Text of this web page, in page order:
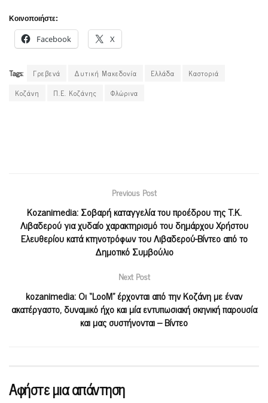
Κοινοποιήστε:
Facebook X
Tags: Γρεβενά Δυτική Μακεδονία Ελλάδα
Καστοριά
Κοζάνη
Π.Ε. Κοζάνης Φλώρινα
Previous Post
Kozanimedia: Σοβαρή καταγγελία του προέδρου της Τ.Κ.
Λιβαδερού για χυδαίο χαρακτηρισμό του δημάρχου Χρήστου
Ελευθερίου κατά κτηνοτρόφων του Λιβαδερού-Βίντεο από το
Δημοτικό Συμβούλιο
Next Post
kozanimedia: Οι “LooM” έρχονται από την Κοζάνη με έναν
ακατέργαστο, δυναμικό ήχο και μία εντυπωσιακή σκηνική παρουσία
και μας συστήνονται – Βίντεο
Αφήστε μια απάντηση